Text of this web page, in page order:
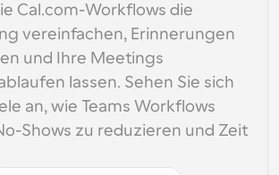
Cal.com-Workflows die
vereinfachen, Erinnerungen
und Ihre Meetings
lassen. Sehen Sie sich
an, wie Teams Workflows
Shows zu reduzieren und Zeit